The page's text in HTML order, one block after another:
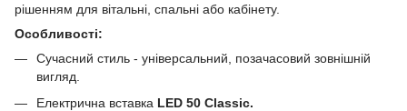
рішенням для вітальні, спальні або кабінету.
Особливості:
Сучасний стиль - універсальний, позачасовий зовнішній
вигляд.
Електрична вставка LED 50 Classic.